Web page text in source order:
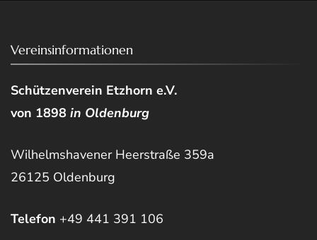
Vereinsinformationen
Schützenverein Etzhorn e.V.
von 1898 in Oldenburg
Wilhelmshavener Heerstraße 359a
26125 Oldenburg
Telefon +49 441 391 106